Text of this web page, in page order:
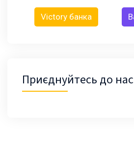
Victory банка
Приєднуйтесь до нас